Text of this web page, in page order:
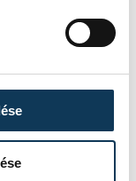
az
Unió és
el őt